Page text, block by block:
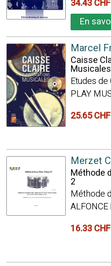
34.43 CHF
En
Marcel
Caisse
Musicales
Etudes
PLAY
25.65 CHF
Merzet
Méthode
2
Méthode
ALFONCE
16.33 CHF